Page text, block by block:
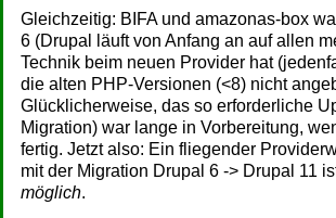
Gleichzeitig: BIFA und amazonas-box
6 (Drupal läuft von Anfang an auf allen
Technik beim neuen Provider hat
die alten PHP-Versionen (<8) nicht
Glücklicherweise, das so erforderliche
Migration) war lange in Vorbereitung,
fertig. Jetzt also: Ein fliegender
mit der Migration Drupal 6 -> Drupal 11
möglich.